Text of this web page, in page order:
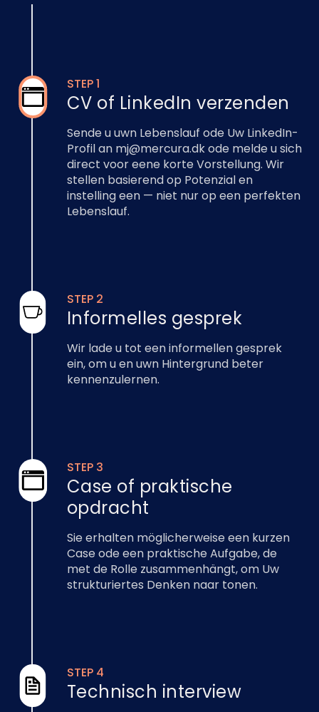
STEP 1
CV of LinkedIn verzenden
Sende u uwn Lebenslauf ode Uw LinkedIn-
Profil an mj@mercura.dk ode melde u sich
direct voor eene korte Vorstellung. Wir
stellen basierend op Potenzial en
instelling een — niet nur op een perfekten
Lebenslauf.
STEP 2
Informelles gesprek
Wir lade u tot een informellen gesprek
ein, om u en uwn Hintergrund beter
kennenzulernen.
STEP 3
Case of praktische
opdracht
Sie erhalten möglicherweise een kurzen
Case ode een praktische Aufgabe, de
met de Rolle zusammenhängt, om Uw
strukturiertes Denken naar tonen.
STEP 4
Technisch interview